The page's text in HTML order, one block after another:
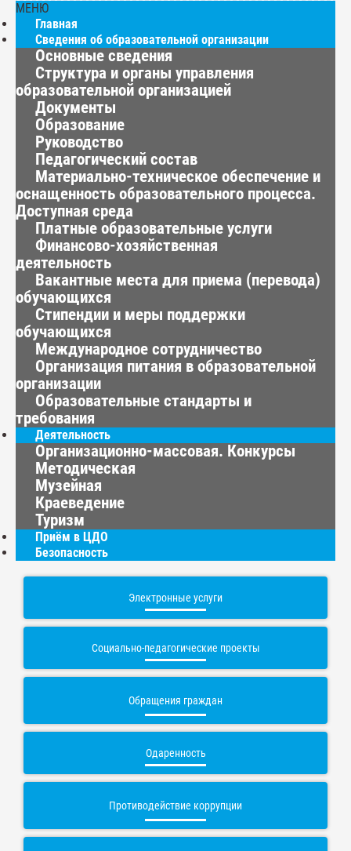
МЕНЮ
Главная
Сведения об образовательной организации
Основные сведения
Структура и органы управления
образовательной организацией
Документы
Образование
Руководство
Педагогический состав
Материально-техническое обеспечение и
оснащенность образовательного процесса.
Доступная среда
Платные образовательные услуги
Финансово-хозяйственная
деятельность
Вакантные места для приема (перевода)
обучающихся
Стипендии и меры поддержки
обучающихся
Международное сотрудничество
Организация питания в образовательной
организации
Образовательные стандарты и
требования
Деятельность
Организационно-массовая. Конкурсы
Методическая
Музейная
Краеведение
Туризм
Приём в ЦДО
Безопасность
Электронные услуги
Социально-педагогические проекты
Обращения граждан
Одаренность
Противодействие коррупции